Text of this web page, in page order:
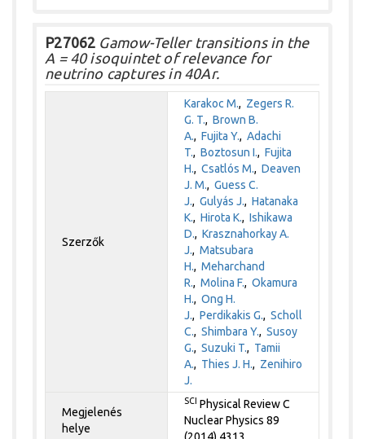
P27062 Gamow-Teller transitions in the
A = 40 isoquintet of relevance for
neutrino captures in 40Ar.
Szerzők
Karakoc M., Zegers R.
G. T.,Brown B.
A.,Fujita Y.,Adachi
T.,Boztosun I.,Fujita
H.,Csatlós M.,Deaven
J. M.,Guess C.
J.,Gulyás J.,Hatanaka
K.,Hirota K.,Ishikawa
D.,Krasznahorkay A.
J.,Matsubara
H.,Meharchand
R.,Molina F.,Okamura
H.,Ong H.
J.,Perdikakis G.,Scholl
C.,Shimbara Y.,Susoy
G.,Suzuki T., Tamii
A., Thies J. H., Zenihiro
J.
Megjelenés
helye
SCI Physical Review C
Nuclear Physics 89